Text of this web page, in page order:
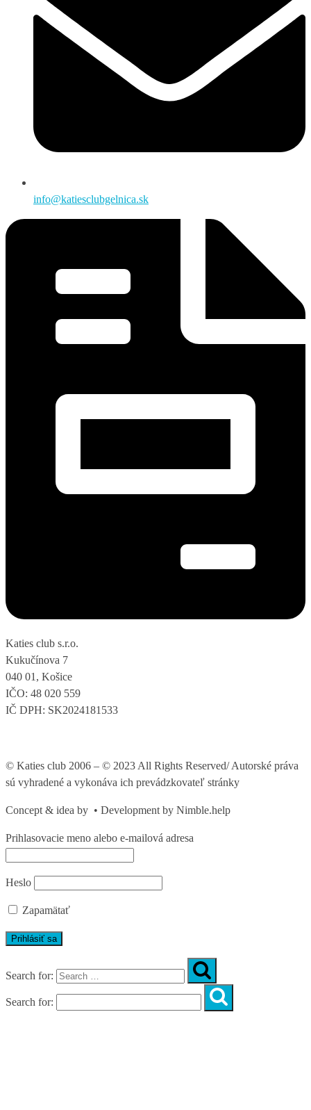
info@katiesclubgelnica.sk
Katies club s.r.o.
Kukučínova 7
040 01, Košice
IČO: 48 020 559
IČ DPH: SK2024181533
© Katies club 2006 – © 2023 All Rights Reserved/ Autorské práva
sú vyhradené a vykonáva ich prevádzkovateľ stránky
Concept & idea by • Development by Nimble.help
Prihlasovacie meno alebo e-mailová adresa
Heslo
Zapamätať
Search for:
Search for: